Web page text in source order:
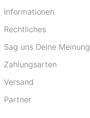
Informationen
Rechtliches
Sag uns Deine Meinung
Zahlungsarten
Versand
Partner